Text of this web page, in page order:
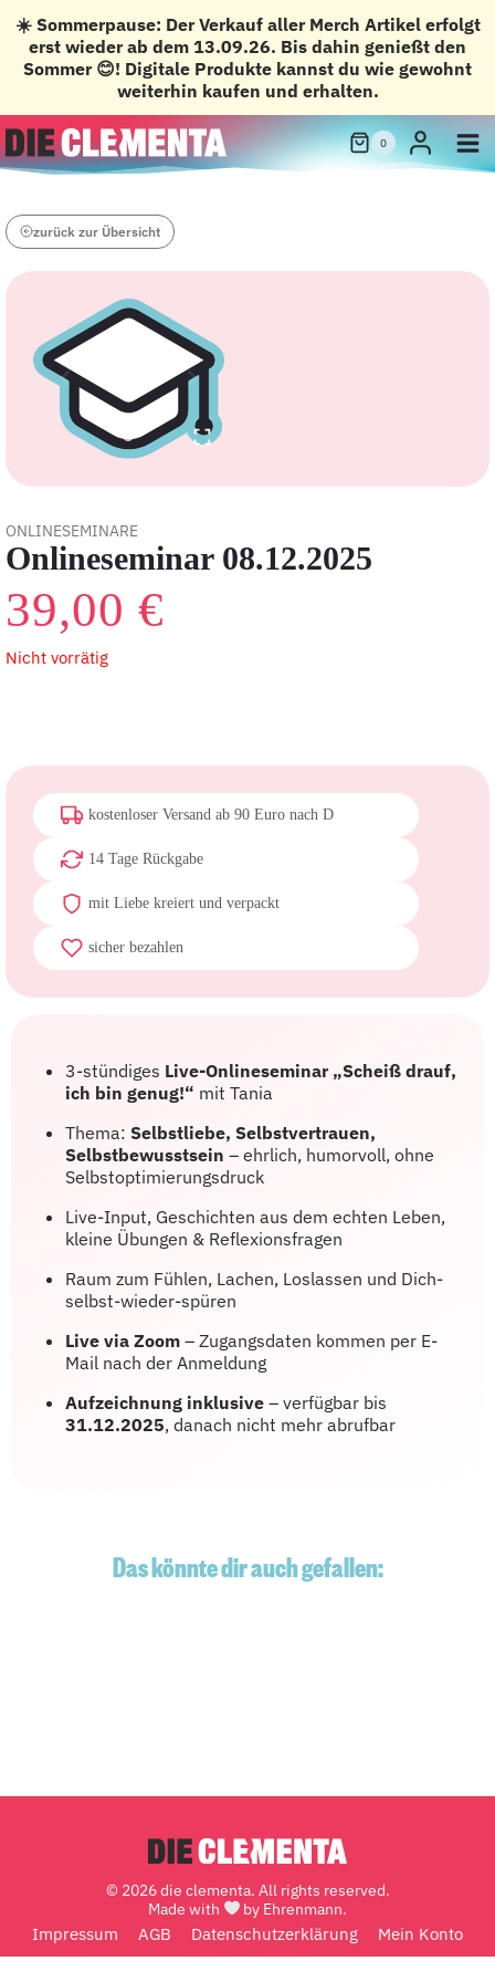
☀️ Sommerpause: Der Verkauf aller Merch Artikel erfolgt
erst wieder ab dem 13.09.26. Bis dahin genießt den
Sommer 😊! Digitale Produkte kannst du wie gewohnt
weiterhin kaufen und erhalten.
Zum
Inhalt
springen
0
zurück zur Übersicht
ONLINESEMINARE
Onlineseminar 08.12.2025
39,00 €
Nicht vorrätig
kostenloser Versand ab 90 Euro nach D
14 Tage Rückgabe
mit Liebe kreiert und verpackt
sicher bezahlen
3-stündiges Live-Onlineseminar „Scheiß drauf,
ich bin genug!“ mit Tania
Thema: Selbstliebe, Selbstvertrauen,
Selbstbewusstsein – ehrlich, humorvoll, ohne
Selbstoptimierungsdruck
Live-Input, Geschichten aus dem echten Leben,
kleine Übungen & Reflexionsfragen
Raum zum Fühlen, Lachen, Loslassen und Dich-
selbst-wieder-spüren
Live via Zoom– Zugangsdaten kommen per E-
Mail nach der Anmeldung
Aufzeichnung inklusive– verfügbar bis
31.12.2025, danach nicht mehr abrufbar
Das könnte dir auch gefallen:
© 2026 die clementa. All rights reserved.
Made with
by Ehrenmann.
Impressum AGB Datenschutzerklärung
Mein Konto
Richtlinie für Rückerstattungen und Rückgaben